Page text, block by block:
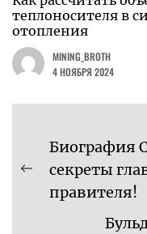
теплоносителя в
отопления
MINING_BROTH
4 НОЯБРЯ 2024
Навигация
по
записям
Предыдущая
запись:
Биография
секреты
правителя!